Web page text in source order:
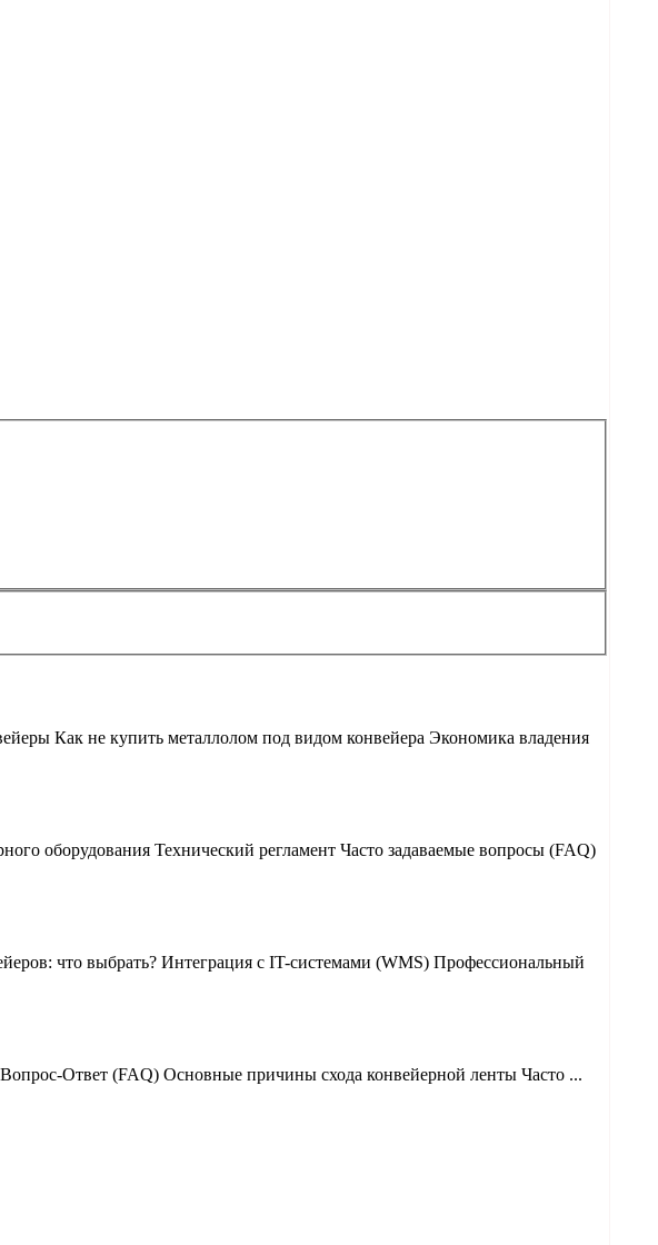
Как не купить металлолом под видом конвейера Экономика владения
оборудования Технический регламент Часто задаваемые вопросы (FAQ)
что выбрать? Интеграция с IT-системами (WMS) Профессиональный
Ответ (FAQ) Основные причины схода конвейерной ленты Часто ...